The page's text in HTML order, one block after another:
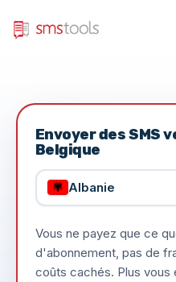
Envoyer des SMS
Belgique
Albanie
Vous ne payez que ce
d'abonnement, pas de
coûts cachés. Plus vous